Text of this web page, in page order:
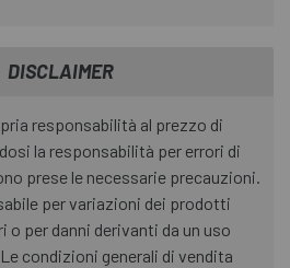
DISCLAIMER
responsabilità al prezzo di
la responsabilità per errori di
prese le necessarie precauzioni.
per variazioni dei prodotti
per danni derivanti da un uso
condizioni generali di vendita